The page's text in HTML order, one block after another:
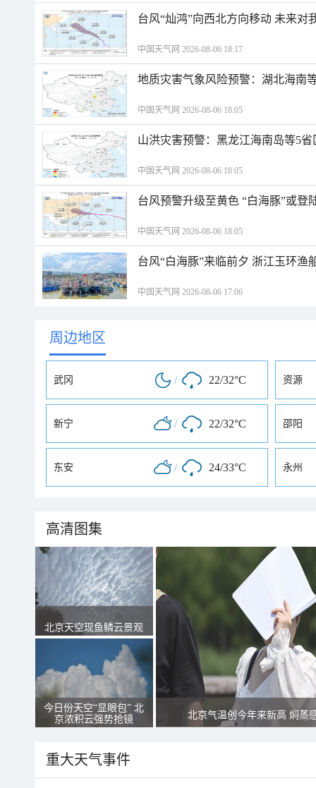
台风“灿鸿”向西北方向移动 未来对
中国天气网 2026-08-06 18:17
地质灾害气象风险预警：湖北海南
中国天气网 2026-08-06 18:05
山洪灾害预警：黑龙江海南岛等5
中国天气网 2026-08-06 18:05
台风预警升级至黄色 “白海豚”或登
中国天气网 2026-08-06 18:05
台风“白海豚”来临前夕 浙江玉环渔
中国天气网 2026-08-06 17:06
周边地区
武冈 / 22/32°C 资源
新宁 / 22/32°C 邵阳
东安 / 24/33°C 永州
高清图集
北京天空现鱼鳞云景观
今日份天空“显眼包” 北
京浓积云强势抢镜
北京气温创今年来新高 焖蒸
重大天气事件